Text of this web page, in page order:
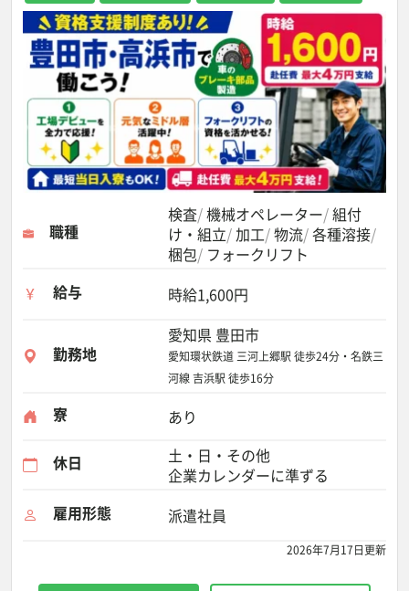
職種
検査 機械オペレーター 組付
け・組立 加工 物流 各種溶接
梱包 フォークリフト
給与
時給1,600円
勤務地
愛知県 豊田市
愛知環状鉄道 三河上郷駅 徒歩24分・名鉄三
河線 吉浜駅 徒歩16分
寮 あり
休日
土・日・その他
企業カレンダーに準ずる
雇用形態
派遣社員
2026年7月17日更新